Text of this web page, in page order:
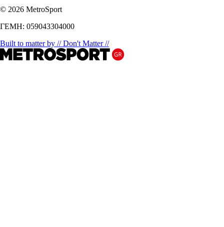
© 2026 MetroSport
ΓΕΜΗ: 059043304000
Built to matter by // Don't Matter //